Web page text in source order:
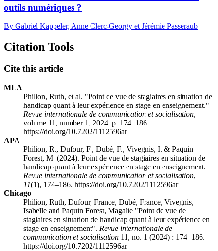
outils numériques ?
By Gabriel Kappeler, Anne Clerc-Georgy et Jérémie Passeraub
Citation Tools
Cite this article
MLA
Philion, Ruth, et al. "Point de vue de stagiaires en situation de
handicap quant à leur expérience en stage en enseignement."
Revue internationale de communication et socialisation,
volume 11, number 1, 2024, p. 174–186.
https://doi.org/10.7202/1112596ar
APA
Philion, R., Dufour, F., Dubé, F., Vivegnis, I. & Paquin
Forest, M. (2024). Point de vue de stagiaires en situation de
handicap quant à leur expérience en stage en enseignement.
Revue internationale de communication et socialisation,
11(1), 174–186. https://doi.org/10.7202/1112596ar
Chicago
Philion, Ruth, Dufour, France, Dubé, France, Vivegnis,
Isabelle and Paquin Forest, Magalie "Point de vue de
stagiaires en situation de handicap quant à leur expérience en
stage en enseignement". Revue internationale de
communication et socialisation 11, no. 1 (2024) : 174–186.
https://doi.org/10.7202/1112596ar